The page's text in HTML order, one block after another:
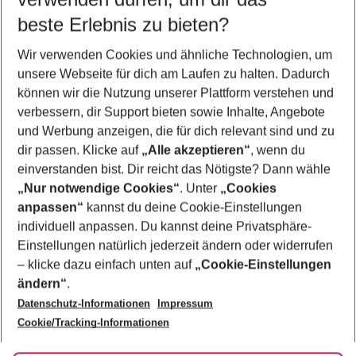
5-8 Nächte
2 Erwachsene Keine Kinder
Mehr Filter anzeigen
Footer
Footer navigation
Über uns
AGB
Bestpreisgarantie
Cookie-Einstellungen ändern
Cookie-Richtlinie
Agenturbetreuung
Barrierefreies Reisen
Folge uns
beste Erlebnis zu bieten?
Wir verwenden Cookies und ähnliche Technologien, um
unsere Webseite für dich am Laufen zu halten. Dadurch
können wir die Nutzung unserer Plattform verstehen und
verbessern, dir Support bieten sowie Inhalte, Angebote
und Werbung anzeigen, die für dich relevant sind und zu
dir passen. Klicke auf „Alle akzeptieren“, wenn du
einverstanden bist. Dir reicht das Nötigste? Dann wähle
„Nur notwendige Cookies“. Unter „Cookies
anpassen“ kannst du deine Cookie-Einstellungen
individuell anpassen. Du kannst deine Privatsphäre-
Einstellungen natürlich jederzeit ändern oder widerrufen
– klicke dazu einfach unten auf „Cookie-Einstellungen
ändern“.
Datenschutz-Informationen
Impressum
Cookie/Tracking-Informationen